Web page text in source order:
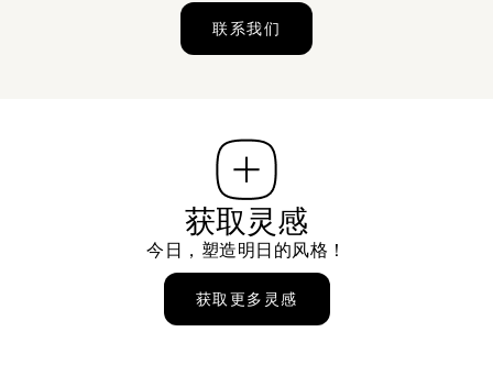
联系我们
获取灵感
今日，塑造明日的风格！
获取更多灵感